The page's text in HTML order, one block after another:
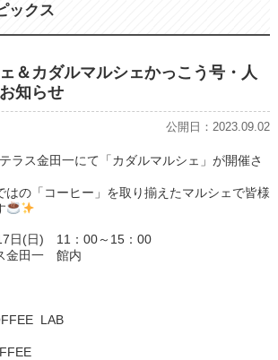
ックス
＆カダルマルシェかっこう号・人
知らせ
公開日：2023.09.02
ラス金田一にて「カダルマルシェ」が開催さ
はの「コーヒー」を取り揃えたマルシェで皆様
日(日) 11：00～15：00
金田一 館内
LAB